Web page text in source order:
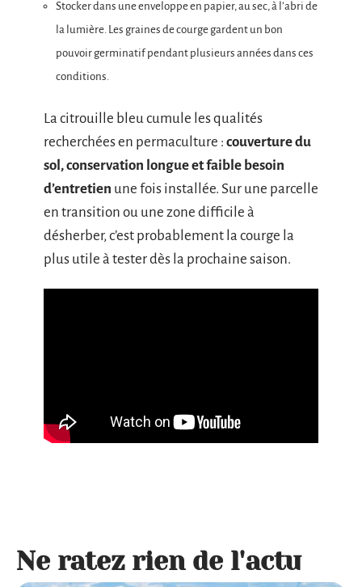
Stocker dans une enveloppe en papier, au sec, à l’abri de
la lumière. Les graines de courge gardent un bon
pouvoir germinatif pendant plusieurs années dans ces
conditions.
La citrouille bleu cumule les qualités
recherchées en permaculture : couverture du
sol, conservation longue et faible besoin
d’entretien une fois installée. Sur une parcelle
en transition ou une zone difficile à
désherber, c’est probablement la courge la
plus utile à tester dès la prochaine saison.
Ne ratez rien de l'actu